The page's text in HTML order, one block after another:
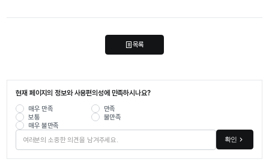
목록
현재 페이지의 정보와 사용편의성에 만족하시나요?
매우 만족
만족
보통
불만족
매우 불만족
확인